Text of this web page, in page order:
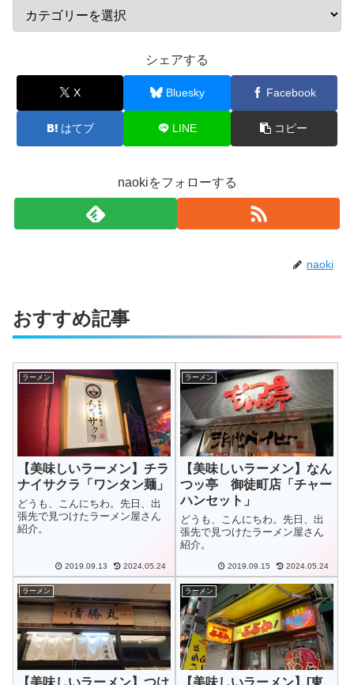
シェアする
X Bluesky Facebook
はてブ LINE コピー
naokiをフォローする
naoki
おすすめ記事
ラーメン
【美味しいラーメン】チラ
ナイサクラ「ワンタン麺」
どうも、こんにちわ。先日、出
張先で見つけたラーメン屋さん
紹介。
2019.09.13 2024.05.24
ラーメン
【美味しいラーメン】なん
つッ亭 御徒町店「チャー
ハンセット」
どうも、こんにちわ。先日、出
張先で見つけたラーメン屋さん
紹介。
2019.09.15 2024.05.24
ラーメン
【美味しいラーメン】つけ
ラーメン
【美味しいラーメン】[東